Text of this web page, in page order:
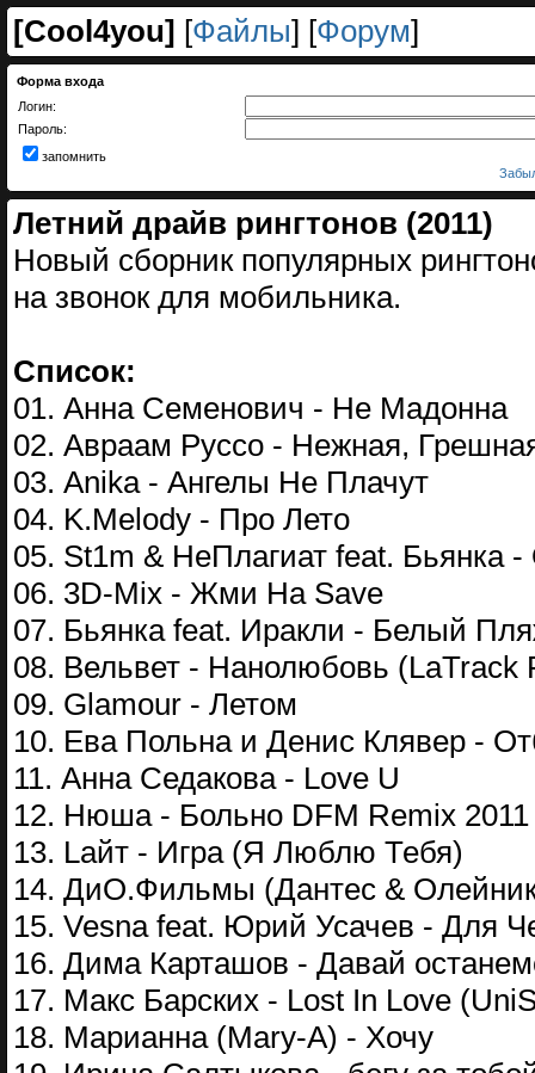
[Cool4you] [Файлы] [Форум]
Форма входа
Логин:
Пароль:
запомнить
Летний драйв рингтонов (2011)
Новый сборник популярных
на звонок для мобильника.
Список:
01. Анна Семенович - Не Мадонна
02. Авраам Руссо - Нежная,
03. Anika - Ангелы Не Плачут
04. K.Melody - Про Лето
05. St1m & НеПлагиат feat. Бьянка -
06. 3D-Mix - Жми На Save
07. Бьянка feat. Иракли - Белый
08. Вельвет - Нанолюбовь (LaTrack
09. Glamour - Летом
10. Ева Польна и Денис Клявер -
11. Анна Седакова - Love U
12. Нюша - Больно DFM Remix 2011
13. Lайт - Игра (Я Люблю Тебя)
14. ДиО.Фильмы (Дантес &
15. Vesna feat. Юрий Усачев - Для
16. Дима Карташов - Давай
17. Макс Барских - Lost In Love
18. Марианна (Mary-A) - Хочу